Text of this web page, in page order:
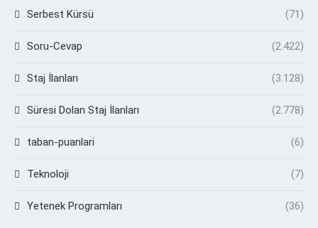
Serbest Kürsü (71)
Soru-Cevap (2.422)
Staj İlanları (3.128)
Süresi Dolan Staj İlanları (2.778)
taban-puanlari (6)
Teknoloji (7)
Yetenek Programları (36)